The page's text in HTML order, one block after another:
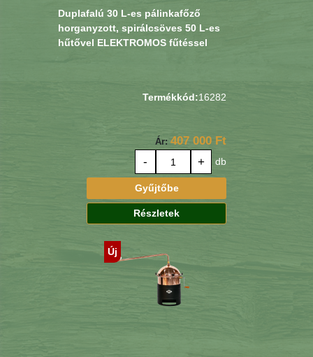
Duplafalú 30 L-es pálinkafőző
horganyzott, spirálcsöves 50 L-es
hűtővel ELEKTROMOS fűtéssel
Termékkód:16282
Ár: 407 000 Ft
-
+ db
Gyűjtőbe
Részletek
Új